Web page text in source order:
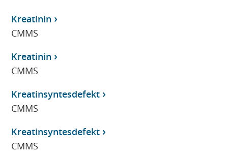
Kreatinin
CMMS
Kreatinin
CMMS
Kreatinsyntesdefekt
CMMS
Kreatinsyntesdefekt
CMMS